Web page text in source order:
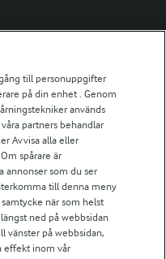
till personuppgifter
på din enhet . Genom
används
partners behandlar
Avvisa alla eller
spårare är
annonser som du ser
till denna meny
när som helst
ned på webbsidan
vänster på webbsidan,
effekt inom vår